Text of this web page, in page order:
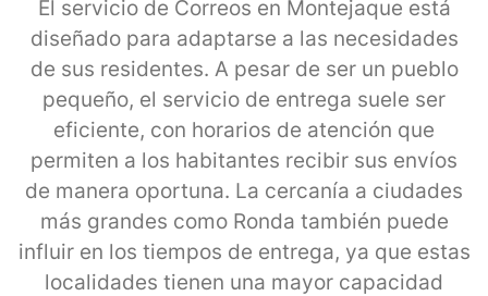
El servicio de Correos en Montejaque está
diseñado para adaptarse a las necesidades
de sus residentes. A pesar de ser un pueblo
pequeño, el servicio de entrega suele ser
eficiente, con horarios de atención que
permiten a los habitantes recibir sus envíos
de manera oportuna. La cercanía a ciudades
más grandes como Ronda también puede
influir en los tiempos de entrega, ya que estas
localidades tienen una mayor capacidad